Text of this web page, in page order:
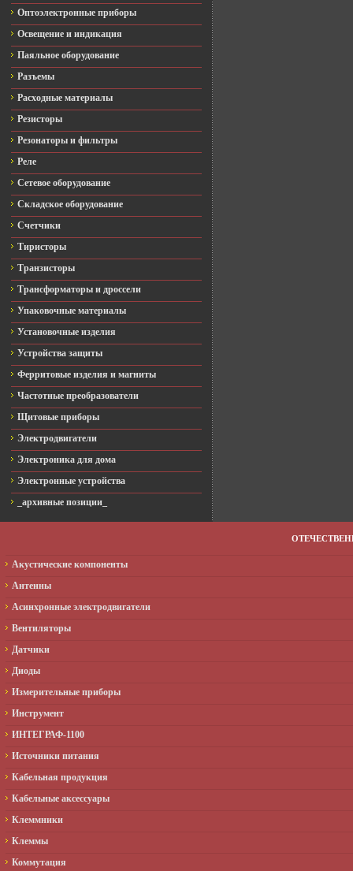
Оптоэлектронные приборы
Освещение и индикация
Паяльное оборудование
Разъемы
Расходные материалы
Резисторы
Резонаторы и фильтры
Реле
Сетевое оборудование
Складское оборудование
Счетчики
Тиристоры
Транзисторы
Трансформаторы и дроссели
Упаковочные материалы
Установочные изделия
Устройства защиты
Ферритовые изделия и магниты
Частотные преобразователи
Щитовые приборы
Электродвигатели
Электроника для дома
Электронные устройства
_архивные позиции_
Акустические компоненты
Антенны
Асинхронные электродвигатели
Вентиляторы
Датчики
Диоды
Измерительные приборы
Инструмент
ИНТЕГРАФ-1100
Источники питания
Кабельная продукция
Кабельные аксессуары
Клеммники
Клеммы
Коммутация